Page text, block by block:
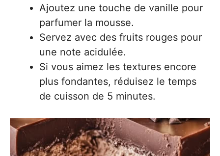
Ajoutez une touche de vanille pour
parfumer la mousse.
Servez avec des fruits rouges pour
une note acidulée.
Si vous aimez les textures encore
plus fondantes, réduisez le temps
de cuisson de 5 minutes.